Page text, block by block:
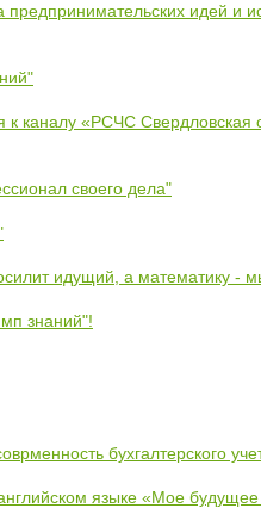
идей и
каналу «РСЧС Свердловская
своего дела"
идущий, а математику -
знаний"!
бухгалтерского
языке «Мое